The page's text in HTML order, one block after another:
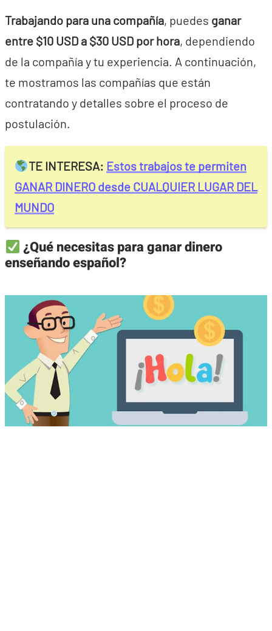
Trabajando para una compañía, puedes ganar
entre $10 USD a $30 USD por hora, dependiendo
de la compañía y tu experiencia. A continuación,
te mostramos las compañías que están
contratando y detalles sobre el proceso de
postulación.
TE INTERESA: Estos trabajos te permiten
GANAR DINERO desde CUALQUIER LUGAR DEL
MUNDO
¿Qué necesitas para ganar dinero
enseñando español?